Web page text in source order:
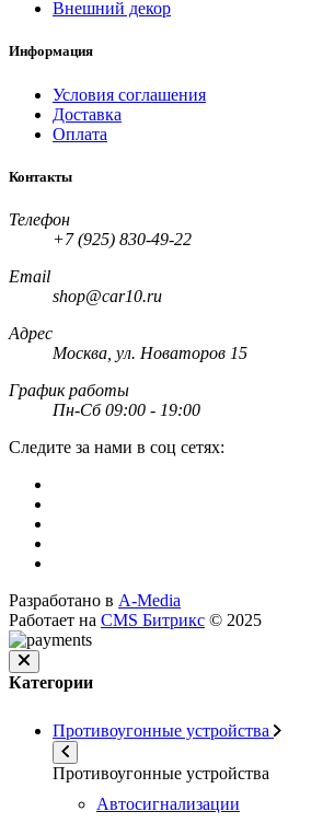
Внешний декор
Информация
Условия соглашения
Доставка
Оплата
Контакты
Телефон
+7 (925) 830-49-22
Email
shop@car10.ru
Адрес
Москва, ул. Новаторов 15
График работы
Пн-Сб 09:00 - 19:00
Следите за нами в соц сетях:
Разработано в A-Media
Работает на CMS Битрикс © 2025
Категории
Противоугонные устройства
Противоугонные устройства
Автосигнализации